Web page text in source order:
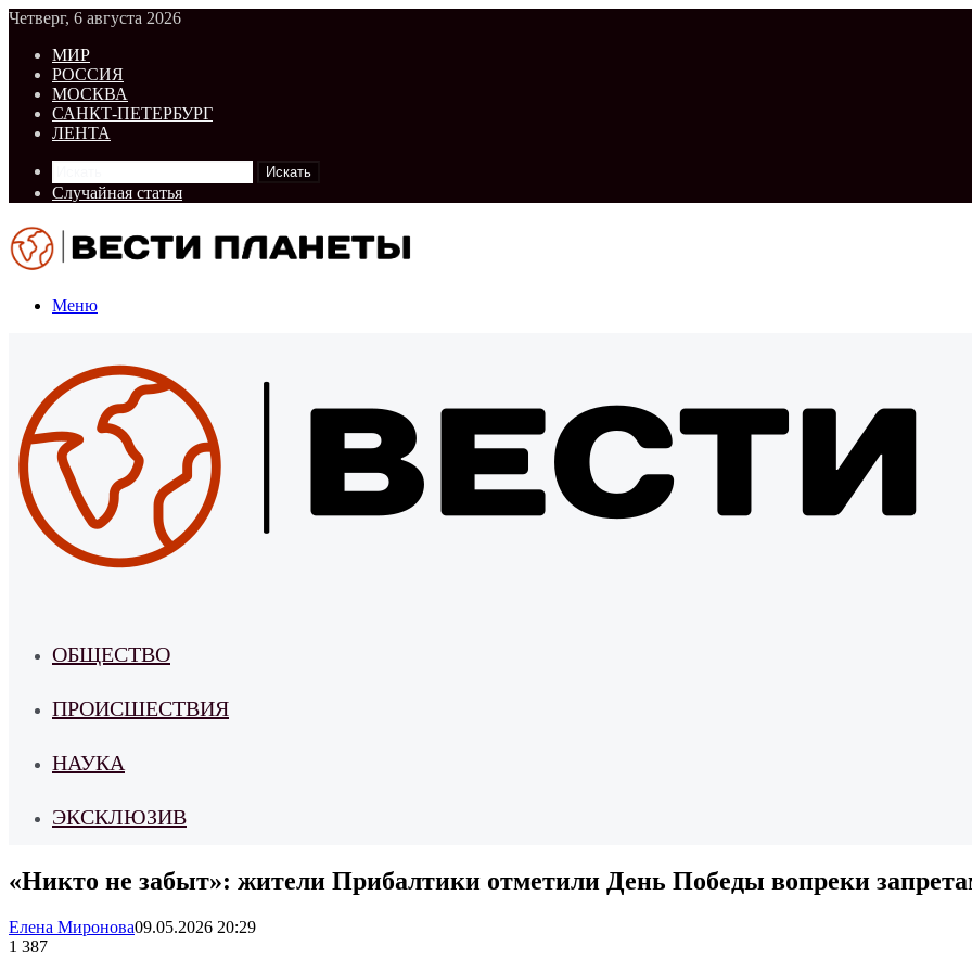
Четверг, 6 августа 2026
МИР
РОССИЯ
МОСКВА
САНКТ-ПЕТЕРБУРГ
ЛЕНТА
Искать
Случайная статья
Меню
ОБЩЕСТВО
ПРОИСШЕСТВИЯ
НАУКА
ЭКСКЛЮЗИВ
«Никто не забыт»: жители Прибалтики отметили День Победы вопреки
Елена Миронова09.05.2026 20:29
1 387